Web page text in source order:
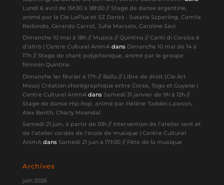
Lundi 6 avril de 15h30 à 18h30 // Stage de danse argentine,
animé par la Cie LaFlux et SZ Danza : Susana Szperling, Camila
Redondo, Gerardo Carrot, Juha Marsalo, Caroline Savi
Dimanche 10 mai à 18h // Musica // Quintina // Canti di Corsica è
d’altrò | Centre Culturel AnimAdans Dimanche 10 mai de 14 à
17h // Stage de chant polyphonique, animé par le groupe
féminin Quintina
Dimanche 1er février à 17h // Ballu // Libre de droit (Cie Art
Mouv) Création chorégraphique entre Corse, Togo et Guyane |
Centre Culturel AnimAdans Samedi 31 janvier de 9h à 12h //
Stage de danse Hip-hop, animé par Hélène Taddei-Lawson,
Alex Benth, Charly Moandal
Samedi 21 juin, à partir de 10h // Intervention de l’atelier vent et
de l’atelier cordes de l’école de musique | Centre Culturel
AnimAdans Samedi 21 juin à 17h30 // Fête de la musique
Archives
juin 2026